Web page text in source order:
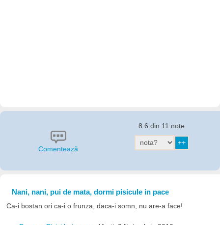
Comentează
8.6 din 11 note
Nani, nani, pui de mata, dormi pisicule in pace
Ca-i bostan ori ca-i o frunza, daca-i somn, nu are-a face!